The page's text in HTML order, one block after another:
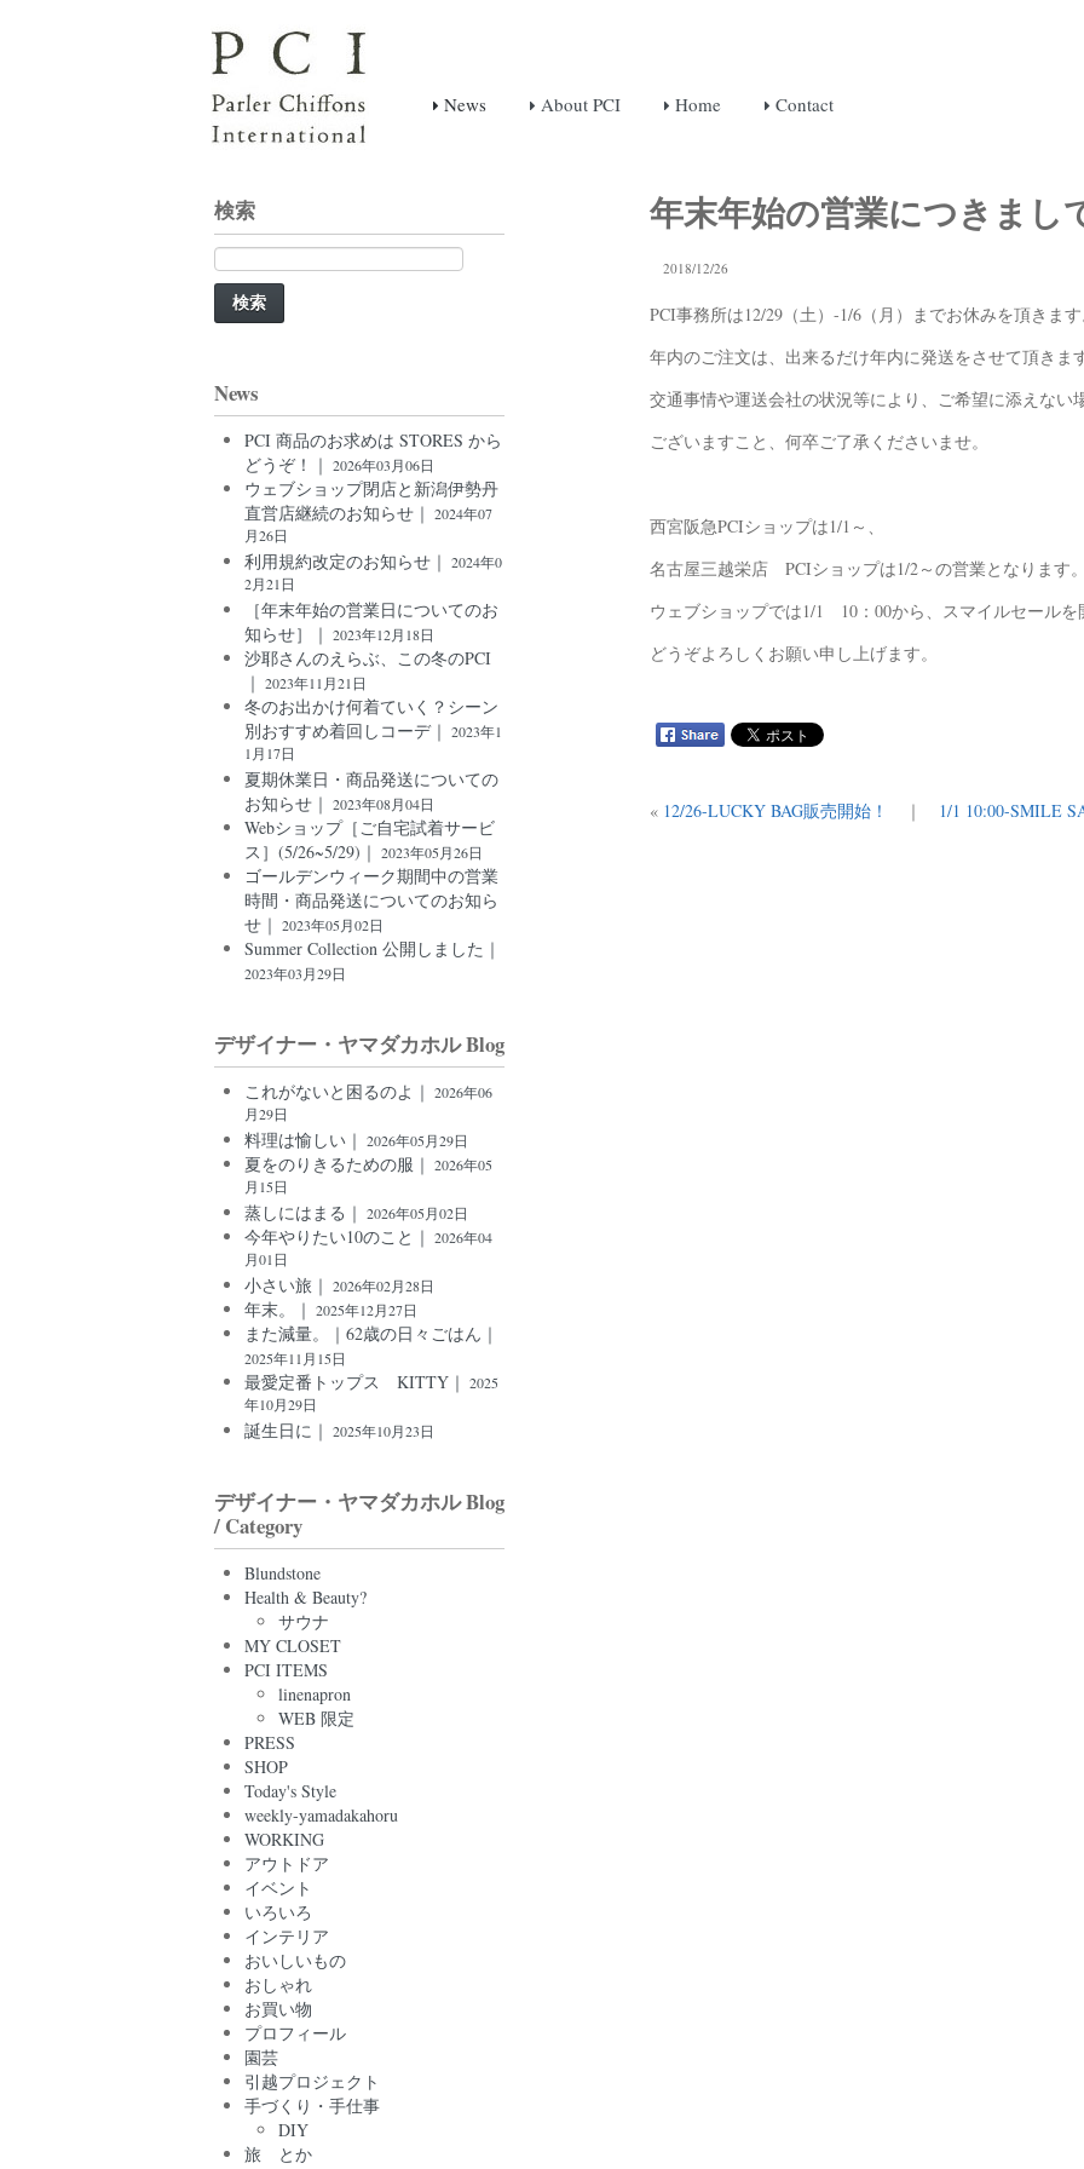
News About PCI Home Contact
年末年始の営業につきまし
2018/12/26
PCI事務所は12/29（土）-1/6（月）までお休みを頂きます
年内のご注文は、出来るだけ年内に発送をさせて頂きます
交通事情や運送会社の状況等により、ご希望に添えない
ございますこと、何卒ご了承くださいませ。
西宮阪急PCIショップは1/1～、
名古屋三越栄店 PCIショップは1/2～の営業となります。
ウェブショップでは1/1 10：00から、スマイルセールを
どうぞよろしくお願い申し上げます。
« 12/26-LUCKY BAG販売開始！ ｜ 1/1 10:00-SMILE
検索
検
索:
News
PCI 商品のお求めは STORES から
どうぞ！｜ 2026年03月06日
ウェブショップ閉店と新潟伊勢丹
直営店継続のお知らせ｜ 2024年07
月26日
利用規約改定のお知らせ｜ 2024年0
2月21日
［年末年始の営業日についてのお
知らせ］｜ 2023年12月18日
沙耶さんのえらぶ、この冬のPCI
｜ 2023年11月21日
冬のお出かけ何着ていく？シーン
別おすすめ着回しコーデ｜ 2023年1
1月17日
夏期休業日・商品発送についての
お知らせ｜ 2023年08月04日
Webショップ［ご自宅試着サービ
ス］(5/26~5/29)｜ 2023年05月26日
ゴールデンウィーク期間中の営業
時間・商品発送についてのお知ら
せ｜ 2023年05月02日
Summer Collection 公開しました｜
2023年03月29日
デザイナー・ヤマダカホル Blog
これがないと困るのよ｜ 2026年06
月29日
料理は愉しい｜ 2026年05月29日
夏をのりきるための服｜ 2026年05
月15日
蒸しにはまる｜ 2026年05月02日
今年やりたい10のこと｜ 2026年04
月01日
小さい旅｜ 2026年02月28日
年末。｜ 2025年12月27日
また減量。｜62歳の日々ごはん｜
2025年11月15日
最愛定番トップス KITTY｜ 2025
年10月29日
誕生日に｜ 2025年10月23日
デザイナー・ヤマダカホル Blog
/ Category
Blundstone
Health & Beauty?
サウナ
MY CLOSET
PCI ITEMS
linenapron
WEB 限定
PRESS
SHOP
Today's Style
weekly-yamadakahoru
WORKING
アウトドア
イベント
いろいろ
インテリア
おいしいもの
おしゃれ
お買い物
プロフィール
園芸
引越プロジェクト
手づくり・手仕事
DIY
旅 とか